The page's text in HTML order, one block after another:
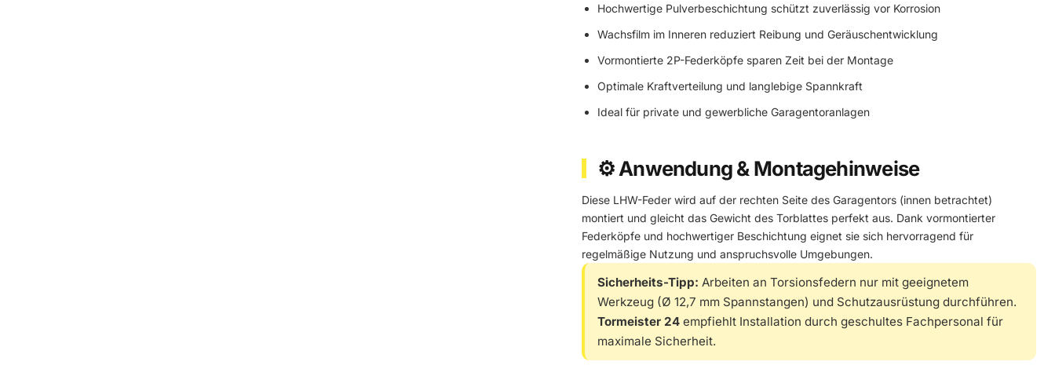
Hochwertige Pulverbeschichtung schützt zuverlässig vor Korrosion
Wachsfilm im Inneren reduziert Reibung und Geräuschentwicklung
Vormontierte 2P-Federköpfe sparen Zeit bei der Montage
Optimale Kraftverteilung und langlebige Spannkraft
Ideal für private und gewerbliche Garagentoranlagen
⚙️ Anwendung & Montagehinweise
Diese LHW-Feder wird auf der rechten Seite des Garagentors (innen betrachtet)
montiert und gleicht das Gewicht des Torblattes perfekt aus. Dank vormontierter
Federköpfe und hochwertiger Beschichtung eignet sie sich hervorragend für
regelmäßige Nutzung und anspruchsvolle Umgebungen.
Sicherheits-Tipp: Arbeiten an Torsionsfedern nur mit geeignetem
Werkzeug (Ø 12,7 mm Spannstangen) und Schutzausrüstung durchführen.
Tormeister 24empfiehlt Installation durch geschultes Fachpersonal für
maximale Sicherheit.